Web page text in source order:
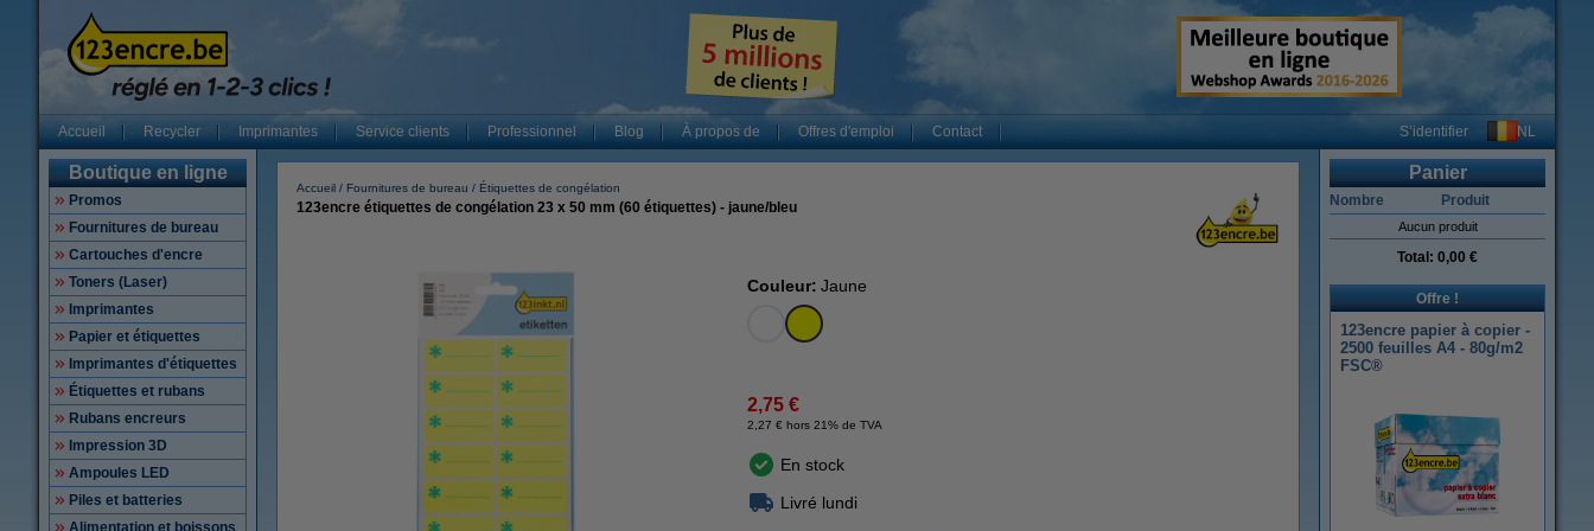
Accueil Recycler Imprimantes Service clients Professionnel Blog À propos de Offres d'emploi Contact S’identifier NL
Boutique en ligne
Promos
Fournitures de bureau
Cartouches d'encre
Toners (Laser)
Imprimantes
Papier et étiquettes
Imprimantes d'étiquettes
Étiquettes et rubans
Rubans encreurs
Impression 3D
Ampoules LED
Piles et batteries
Alimentation et boissons
Accueil Fournitures de bureau Étiquettes de congélation
123encre étiquettes de congélation 23 x 50 mm (60 étiquettes) - jaune/bleu
Couleur: Jaune
2,75 €
2,27 € hors 21% de TVA
En stock
Livré lundi
Panier
Nombre Produit
Aucun produit
Total: 0,00 €
Offre !
123encre papier à copier -
2500 feuilles A4 - 80g/m2
FSC®